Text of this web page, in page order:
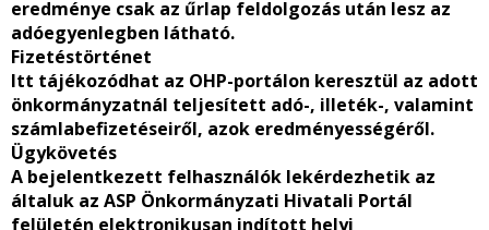
eredménye csak az űrlap feldolgozás után lesz az
adóegyenlegben látható.
Fizetéstörténet
Itt tájékozódhat az OHP-portálon keresztül az adott
önkormányzatnál teljesített adó-, illeték-, valamint
számlabefizetéseiről, azok eredményességéről.
Ügykövetés
A bejelentkezett felhasználók lekérdezhetik az
általuk az ASP Önkormányzati Hivatali Portál
felületén elektronikusan indított helyi